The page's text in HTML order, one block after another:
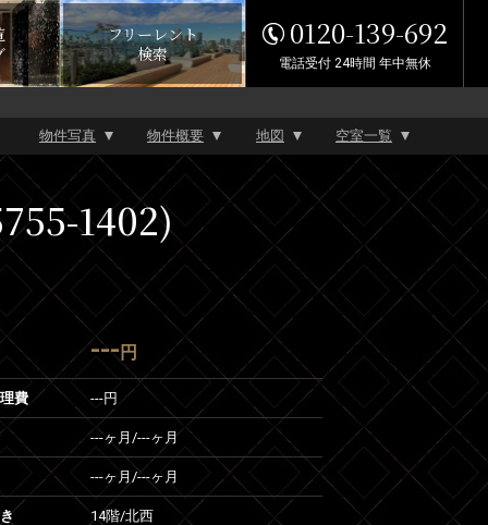
フリーレント
検索
0120-139-692
電話受付 24時間 年中無休
物件写真 物件概要 地図 空室一覧
1402)
--- 円
費 ---円
---ヶ月 /---ヶ月
---ヶ月 /---ヶ月
14階/北西